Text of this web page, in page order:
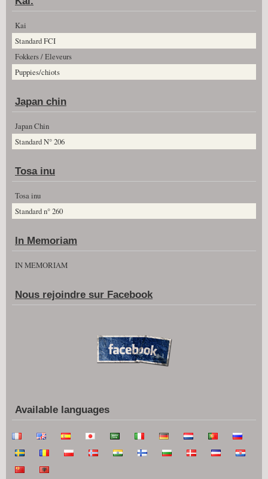
Kai
Standard FCI
Fokkers / Eleveurs
Puppies/chiots
Japan chin
Japan Chin
Standard N° 206
Tosa inu
Tosa inu
Standard n° 260
In Memoriam
IN MEMORIAM
Nous rejoindre sur Facebook
Available languages